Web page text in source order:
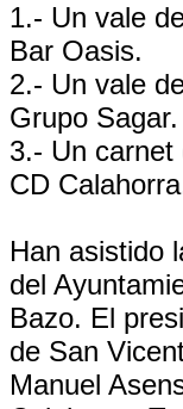
1.- Un vale
Bar Oasis.
2.- Un vale
Grupo Sagar.
3.- Un carnet
CD
Han asistido
del
Bazo. El
de San
Manuel